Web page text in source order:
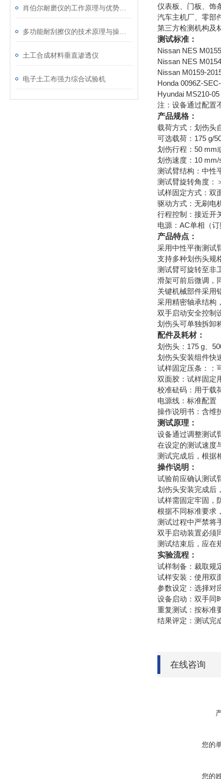
土工合成材料垂直渗透仪
电子土工布强力综合试验机
仪表板、门板、饰
汽车主机厂、零部
第三方检测机构及
测试标准：
Nissan NES
Nissan NES
Nissan M0159-
Honda 0096Z-
Hyundai MS210-05
注：设备通过配置
产品规格：
载荷方式：划伤头
可选载荷：175 g/
划伤行程：50 mm
划伤速度：10
测试臂结构：中性
测试臂旋转角度：
试样固定方式：双
驱动方式：无刷电
行程控制：接近开
电源：AC单相（
产品特点：
采用中性平衡测试
支持多种划伤头规
测试臂可旋转至非
滑架可前后微调，
关键机械部件采用
采用精密轴承结构
双手启动安全控制
划伤头可单独拆卸
配件及耗材：
划伤头：175 g、
划伤头安装组件快
试样固定压条：：
双面胶：试样固定
校准砝码：用于载
电源线：标准配置
操作说明书：含维
测试原理：
设备通过调整测试
在设定的测试速度
测试完成后，根据
操作说明：
试验前应确认测试
划伤头安装完成后
试样需固定牢固，
根据不同标准要求
测试过程中严禁将
双手启动装置必须
测试结束后，应在
实验流程：
试样制备：裁取规
试样安装：使用双
参数设定：选择对
设备启动：双手同
重复测试：按标准
结果评定：测试完
在线咨询
您的
您的